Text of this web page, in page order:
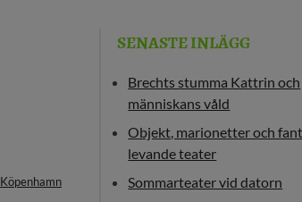
Köpenhamn
SENASTE INLÄGG
Brechts stumma Kattrin och
människans våld
Objekt, marionetter och
levande teater
Sommarteater vid datorn